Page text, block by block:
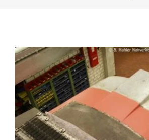
Zeige
grösseres
Bild